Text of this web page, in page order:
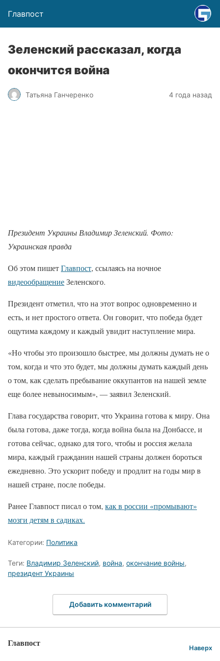
Главпост
Зеленский рассказал, когда
окончится война
Татьяна Ганчеренко 4 года назад
Президент Украины Владимир Зеленский. Фото:
Украинская правда
Об этом пишетГлавпост, ссылаясь на ночное
видеообращениеЗеленского.
Президент отметил, что на этот вопрос одновременно и
есть, и нет простого ответа. Он говорит, что победа будет
ощутима каждому и каждый увидит наступление мира.
«Но чтобы это произошло быстрее, мы должны думать не о
том, когда и что это будет, мы должны думать каждый день
о том, как сделать пребывание оккупантов на нашей земле
еще более невыносимым», — заявил Зеленский.
Глава государства говорит, что Украина готова к миру. Она
была готова, даже тогда, когда война была на Донбассе, и
готова сейчас, однако для того, чтобы и россия желала
мира, каждый гражданин нашей страны должен бороться
ежедневно. Это ускорит победу и продлит на годы мир в
нашей стране, после победы.
Ранее Главпост писал о том, как в россии «промывают»
мозги детям в садиках.
Категории: Политика
Теги: Владимир Зеленский, война, окончание войны,
президент Украины
Добавить комментарий
Главпост Наверх